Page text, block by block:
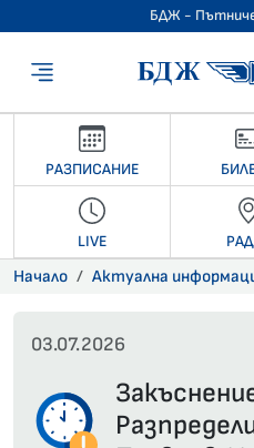
БДЖ -
РАЗПИСАНИЕ
LIVE
Начало Актуална
03.07.2026